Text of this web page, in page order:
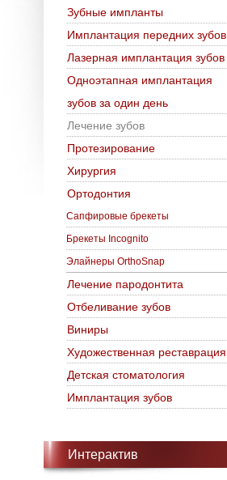
Зубные импланты
Имплантация передних зубов
Лазерная имплантация зубов
Одноэтапная имплантация
зубов за один день
Лечение зубов
Протезирование
Хирургия
Ортодонтия
Сапфировые брекеты
Брекеты Incognito
Элайнеры OrthoSnap
Лечение пародонтита
Отбеливание зубов
Виниры
Художественная реставрация
Детская стоматология
Имплантация зубов
Интерактив